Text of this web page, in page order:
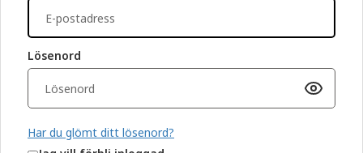
Lösenord
Har du glömt ditt lösenord?